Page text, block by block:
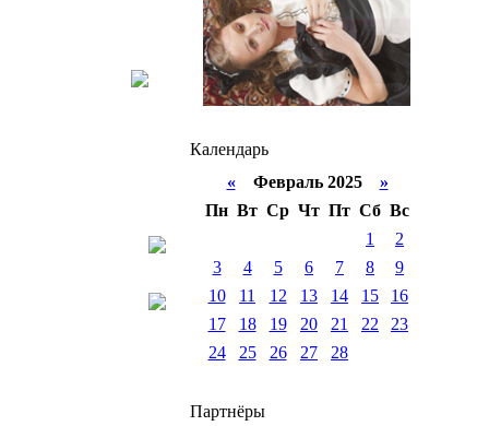
Календарь
«Февраль 2025 »
Пн Вт Ср Чт Пт Сб Вс
1
2
3
4 5 6 7 8
9
10
11 12 13 14 15
16
17
18 19 20 21 22
23
24
25 26 27 28
Партнёры